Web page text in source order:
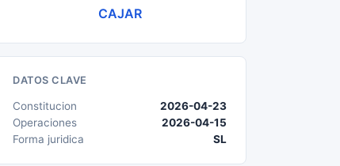
CAJAR
DATOS CLAVE
Constitucion
2026-04-23
Operaciones
2026-04-15
Forma juridica
SL